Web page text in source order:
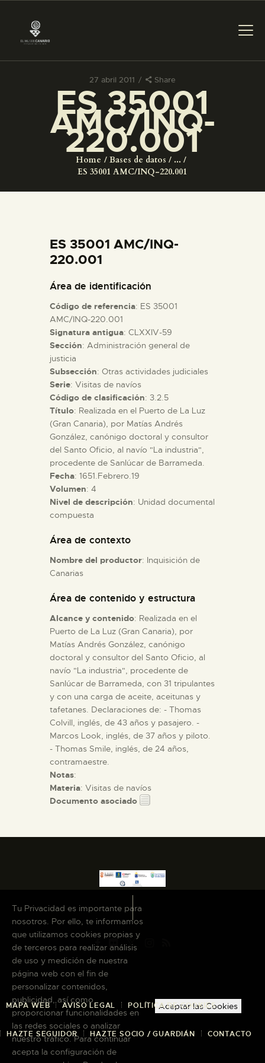
27 abril 2011 Share
ES 35001
AMC/INQ-
220.001
Home Bases de datos
...
ES 35001 AMC/INQ-220.001
PREPARAR LA VISITA
ACTIVIDADES
COLECCIONES
ESPAÑOL
PREPARAR LA VISITA
ACTIVIDADES
█
EL MUSEO
COLECCIONES
ESPAÑOL
ES 35001 AMC/INQ-
220.001
Área de identificación
Código de referencia: ES 35001
AMC/INQ-220.001
Signatura antigua: CLXXIV-59
Sección: Administración general de
justicia
Subsección: Otras actividades judiciales
Serie: Visitas de navíos
Código de clasificación: 3.2.5
Título: Realizada en el Puerto de La Luz
(Gran Canaria), por Matías Andrés
González, canónigo doctoral y consultor
del Santo Oficio, al navío "La industria",
procedente de Sanlúcar de Barrameda.
Fecha: 1651.Febrero.19
Volumen: 4
Nivel de descripción: Unidad documental
compuesta
Área de contexto
Nombre del productor: Inquisición de
Canarias
Área de contenido y estructura
Alcance y contenido: Realizada en el
Puerto de La Luz (Gran Canaria), por
Matías Andrés González, canónigo
doctoral y consultor del Santo Oficio, al
navío "La industria", procedente de
Sanlúcar de Barrameda, con 31 tripulantes
y con una carga de aceite, aceitunas y
tafetanes. Declaraciones de: - Thomas
Colvill, inglés, de 43 años y pasajero. -
Marcos Look, inglés, de 37 años y piloto.
- Thomas Smile, inglés, de 24 años,
contramaestre.
Notas:
Materia: Visitas de navíos
Documento asociado
MAPA WEB AVISO LEGAL POLÍTICA DE COOKIES
HAZTE SEGUIDOR HAZTE SOCIO / GUARDIÁN CONTACTO
Tu Privacidad es importante para
nosotros. Por ello, te informamos
que utilizamos cookies propias y
de terceros para realizar análisis
de uso y medición de nuestra
página web con el fin de
personalizar contenidos,
publicidad, así como
proporcionar funcionalidades en
las redes sociales o analizar
nuestro tráfico. Para continuar
acepta la configuración de
Aceptar las Cookies